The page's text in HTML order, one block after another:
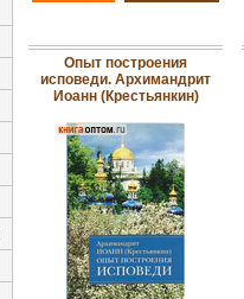
Опыт построения
исповеди. Архимандрит
Иоанн (Крестьянкин)